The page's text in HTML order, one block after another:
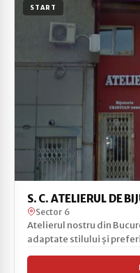
START
S. C. ATELIERUL DE
Sector 6
Atelierul nostru din
adaptate stilului și